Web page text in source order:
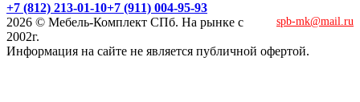
+7 (812) 213-01-10+7 (911) 004-95-93
spb-mk@mail.ru
2026 © Мебель-Комплект СПб. На рынке с
2002г.
Информация на сайте не является публичной офертой.